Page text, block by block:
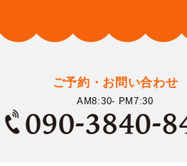
ご予約・お問い合わせ
AM8:30- PM7:30